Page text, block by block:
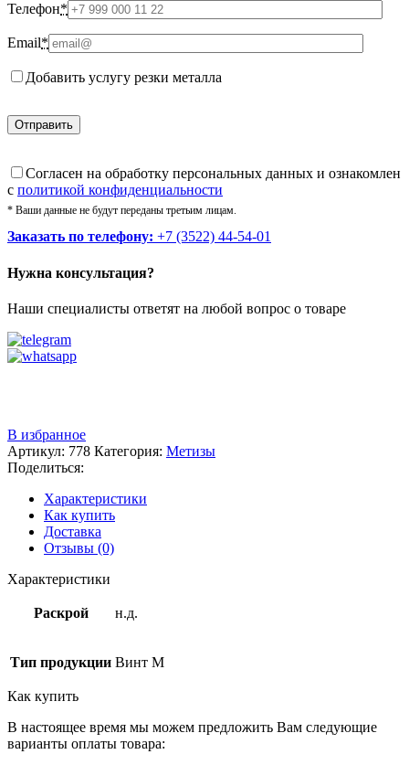
Телефон*
Email*
Добавить услугу резки металла
Cогласен на обработку персональных данных и ознакомлен
с политикой конфиденциальности
* Ваши данные не будут переданы третьим лицам.
Заказать по телефону: +7 (3522) 44-54-01
Нужна консультация?
Наши специалисты ответят на любой вопрос о товаре
В избранное
Артикул: 778 Категория: Метизы
Поделиться:
Характеристики
Как купить
Доставка
Отзывы (0)
Характеристики
Раскрой н.д.
Тип продукции Винт М
Как купить
В настоящее время мы можем предложить Вам следующие
варианты оплаты товара: